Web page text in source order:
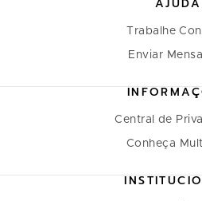
AJUDA
Trabalhe
Enviar
Central de
Conheça